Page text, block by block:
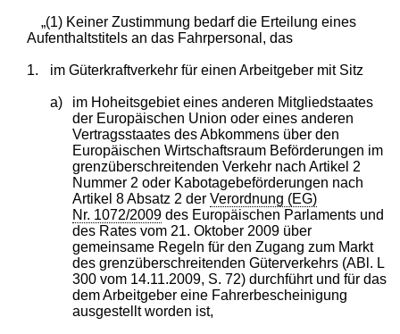
„(1) Keiner Zustimmung bedarf die Erteilung eines
Aufenthaltstitels an das Fahrpersonal, das
1. im Güterkraftverkehr für einen Arbeitgeber mit Sitz
a)
im Hoheitsgebiet eines anderen Mitgliedstaates
der Europäischen Union oder eines anderen
Vertragsstaates des Abkommens über den
Europäischen Wirtschaftsraum Beförderungen im
grenzüberschreitenden Verkehr nach Artikel 2
Nummer 2 oder Kabotagebeförderungen nach
Artikel 8 Absatz 2 derVerordnung (EG)
Nr. 1072/2009 des Europäischen Parlaments und
des Rates vom 21. Oktober 2009 über
gemeinsame Regeln für den Zugang zum Markt
des grenzüberschreitenden Güterverkehrs (ABl. L
300 vom 14.11.2009, S. 72) durchführt und für das
dem Arbeitgeber eine Fahrerbescheinigung
ausgestellt worden ist,